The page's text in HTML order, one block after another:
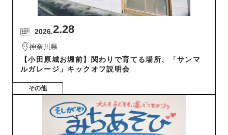
2026.2.28
神奈川県
【小田原城お堀前】関わりで育てる場所、「サンマ
ルガレージ」キックオフ説明会
その他